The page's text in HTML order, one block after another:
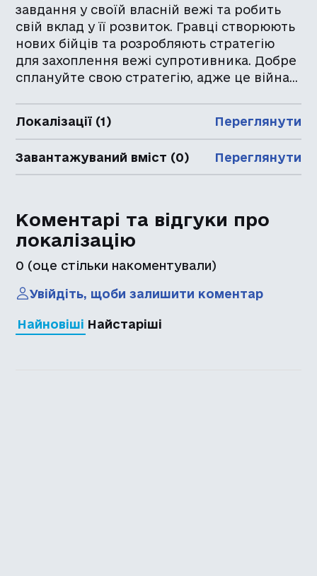
завдання у своїй власній вежі та робить
свій вклад у її розвиток. Гравці створюють
нових бійців та розробляють стратегію
для захоплення вежі супротивника. Добре
сплануйте свою стратегію, адже це війна…
Локалізації (1) Переглянути
Завантажуваний вміст (0) Переглянути
Коментарі та відгуки про
локалізацію
0 (оце стільки накоментували)
Увійдіть, щоби залишити коментар
Найновіші Найстаріші